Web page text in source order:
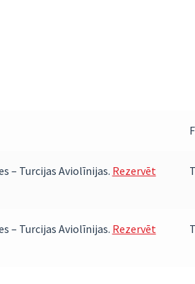
– Turcijas Aviolīnijas. Rezervēt
– Turcijas Aviolīnijas. Rezervēt